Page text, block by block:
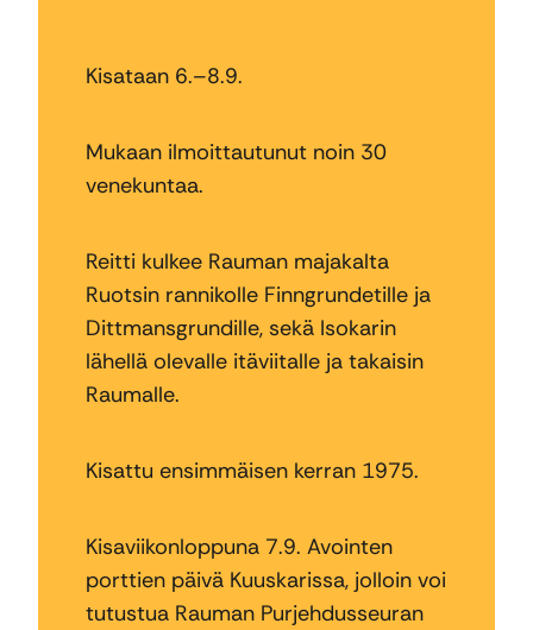
Kisataan 6.–8.9.
Mukaan ilmoittautunut noin 30
venekuntaa.
Reitti kulkee Rauman majakalta
Ruotsin rannikolle Finngrundetille ja
Dittmansgrundille, sekä Isokarin
lähellä olevalle itäviitalle ja takaisin
Raumalle.
Kisattu ensimmäisen kerran 1975.
Kisaviikonloppuna 7.9. Avointen
porttien päivä Kuuskarissa, jolloin voi
tutustua Rauman Purjehdusseuran